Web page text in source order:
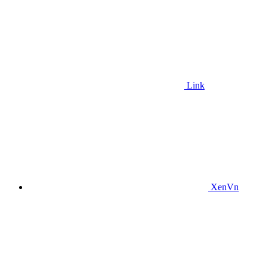
Link
XenVn